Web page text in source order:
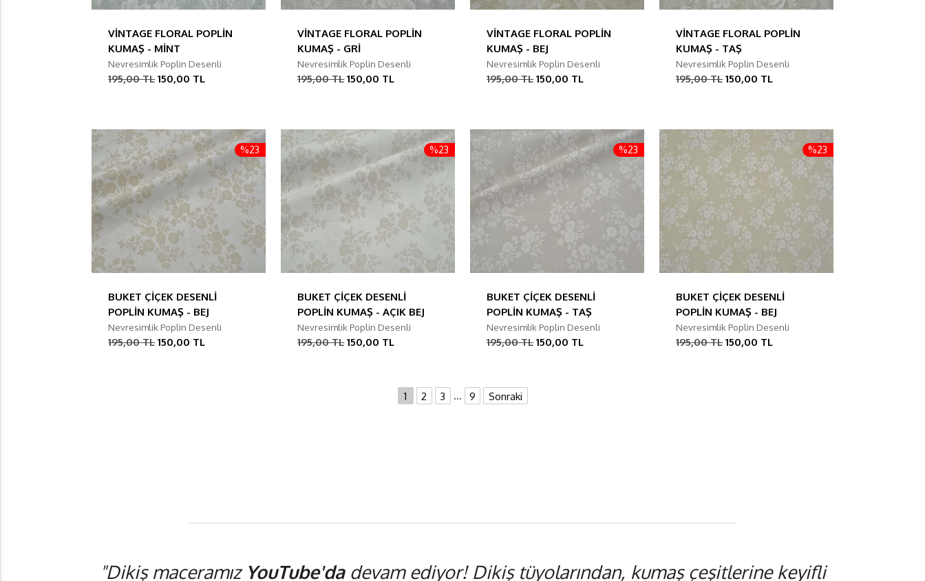
VİNTAGE FLORAL POPLİN
KUMAŞ - MİNT
Nevresimlik Poplin Desenli
195,00 TL 150,00 TL
VİNTAGE FLORAL POPLİN
KUMAŞ - GRİ
Nevresimlik Poplin Desenli
195,00 TL 150,00 TL
VİNTAGE FLORAL POPLİN
KUMAŞ - BEJ
Nevresimlik Poplin Desenli
195,00 TL 150,00 TL
VİNTAGE FLORAL POPLİN
KUMAŞ - TAŞ
Nevresimlik Poplin Desenli
195,00 TL 150,00 TL
%23
BUKET ÇİÇEK DESENLİ
POPLİN KUMAŞ - BEJ
Nevresimlik Poplin Desenli
195,00 TL 150,00 TL
%23
BUKET ÇİÇEK DESENLİ
POPLİN KUMAŞ - AÇIK BEJ
Nevresimlik Poplin Desenli
195,00 TL 150,00 TL
%23
BUKET ÇİÇEK DESENLİ
POPLİN KUMAŞ - TAŞ
Nevresimlik Poplin Desenli
195,00 TL 150,00 TL
%23
BUKET ÇİÇEK DESENLİ
POPLİN KUMAŞ - BEJ
Nevresimlik Poplin Desenli
195,00 TL 150,00 TL
1 2 3 ... 9 Sonraki
"Dikiş maceramız YouTube'dadevam ediyor! Dikiş tüyolarından, kumaş çeşitlerine keyifli